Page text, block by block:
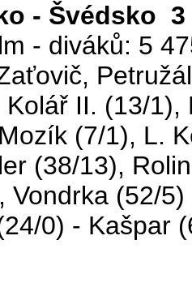
- Švédsko 3
- diváků: 5
II. (13/
(7/1), L.
(38/13),
Vondrka (52/
0) - Kašpar